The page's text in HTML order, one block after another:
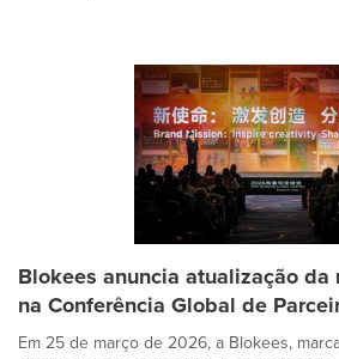
Blokees anuncia atualização da
na Conferência Global de
Em 25 de março de 2026, a Blokees,